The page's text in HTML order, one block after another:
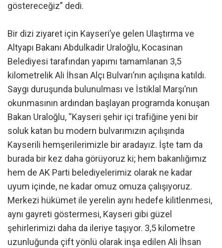
göstereceğiz” dedi.
Bir dizi ziyaret için Kayseri’ye gelen Ulaştırma ve
Altyapı Bakanı Abdulkadir Uraloğlu, Kocasinan
Belediyesi tarafından yapımı tamamlanan 3,5
kilometrelik Ali İhsan Alçı Bulvarı’nın açılışına katıldı.
Saygı duruşunda bulunulması ve İstiklal Marşı’nın
okunmasının ardından başlayan programda konuşan
Bakan Uraloğlu, “Kayseri şehir içi trafiğine yeni bir
soluk katan bu modern bulvarımızın açılışında
Kayserili hemşerilerimizle bir aradayız. İşte tam da
burada bir kez daha görüyoruz ki; hem bakanlığımız
hem de AK Parti belediyelerimiz olarak ne kadar
uyum içinde, ne kadar omuz omuza çalışıyoruz.
Merkezi hükümet ile yerelin aynı hedefe kilitlenmesi,
aynı gayreti göstermesi, Kayseri gibi güzel
şehirlerimizi daha da ileriye taşıyor. 3,5 kilometre
uzunluğunda çift yönlü olarak inşa edilen Ali İhsan